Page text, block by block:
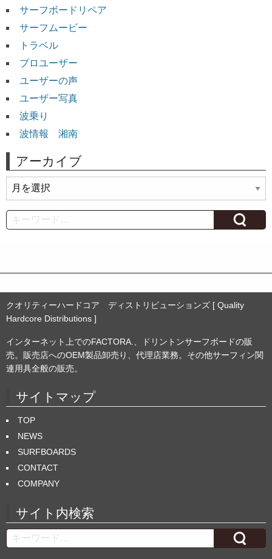
サーフボードリペア
サーフムービー
トラベル
プロユーザー
ユーザーの声
ユーザー写真
波乗り
波情報 湘南
アーカイブ
ー
カ
イ
Search
クオリティーハードコア ディストリビューションズ [ Quality
Hardcore Distributions ]
インターネット上でのFACTORA.、ドリントンサーフボードの販
売。販売店へのOEM製品卸売り、代理店業務。その他サーフィン関
連用具全般の販売。
サイトマップ
TOP
NEWS
SURFBOARDS
CONTACT
COMPANY
サイト内検索
Search